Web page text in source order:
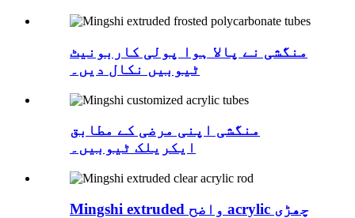
منگشی نے پالا ہوا پولی کاربونیٹ
ٹیوبیں نکال دیں۔
منگشی اپنی مرضی کے مطابق
ایکریلک ٹیوبیں۔
Mingshi extruded واضح acrylic چھڑی